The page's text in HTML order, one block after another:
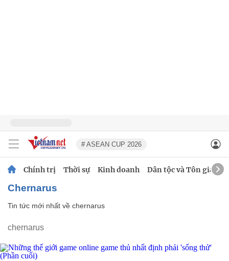
# ASEAN CUP 2026
Chính trị Thời sự Kinh doanh Dân tộc và Tôn giáo
chernarus
Tin tức mới nhất về chernarus
chernarus